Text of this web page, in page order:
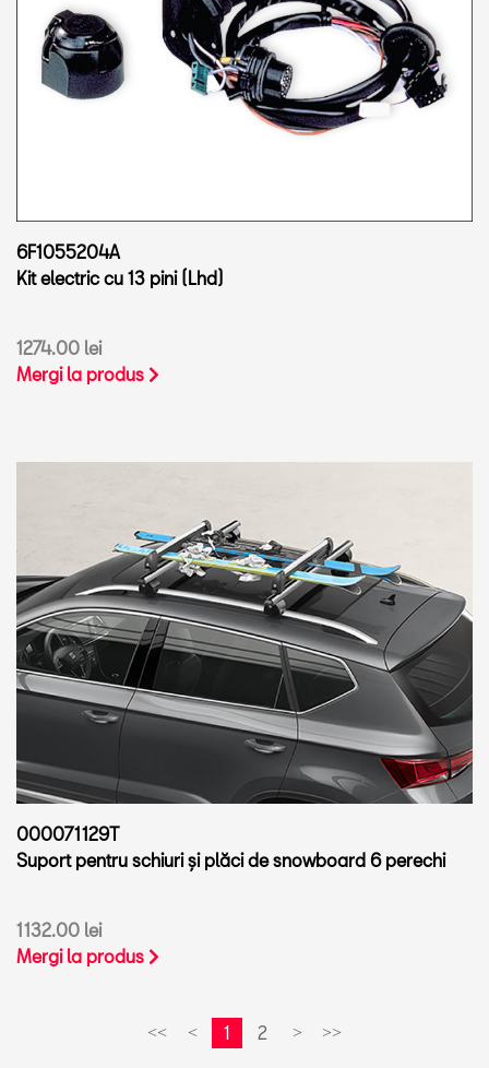
6F1055204A
Kit electric cu 13 pini (Lhd)
1274.00 lei
Mergi la produs
000071129T
Suport pentru schiuri și plăci de snowboard 6 perechi
1132.00 lei
Mergi la produs
<< < 1 2 > >>